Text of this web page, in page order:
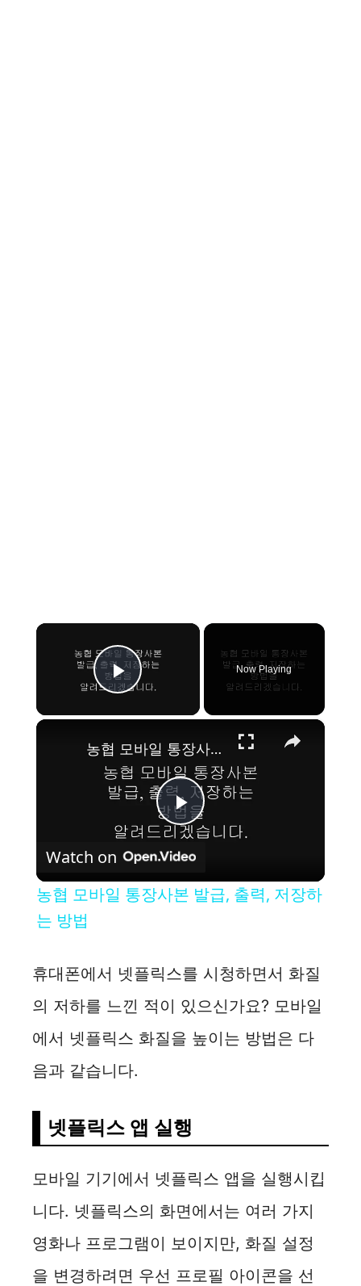
×
Play Video
Now Playing
×
P
y
V
d
o
농협 모바일 통장사본 발급, 출력, 저장하는 방법
Watch on
농협 모바일 통장사본 발급, 출력, 저장하
는 방법
휴대폰에서 넷플릭스를 시청하면서 화질
의 저하를 느낀 적이 있으신가요? 모바일
에서 넷플릭스 화질을 높이는 방법은 다
음과 같습니다.
넷플릭스 앱 실행
모바일 기기에서 넷플릭스 앱을 실행시킵
니다. 넷플릭스의 화면에서는 여러 가지
영화나 프로그램이 보이지만, 화질 설정
을 변경하려면 우선 프로필 아이콘을 선